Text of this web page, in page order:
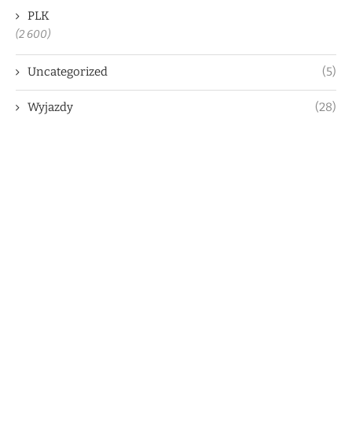
PLK
(2 600)
Uncategorized (5)
Wyjazdy (28)